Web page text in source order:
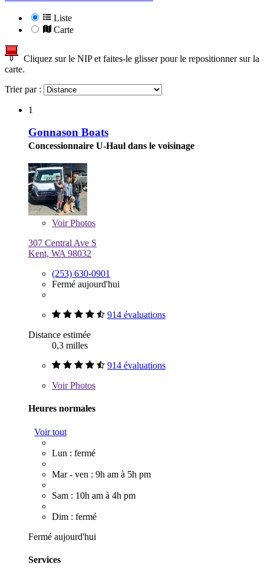
Liste
Carte
Cliquez sur le NIP et faites-le glisser pour le repositionner sur la
carte.
Trier par :
1
Gonnason Boats
Concessionnaire U-Haul dans le voisinage
VoirPhotos
307 Central Ave S
Kent, WA 98032
(253) 630-0901
Fermé aujourd'hui
914 évaluations
Distance estimée
0,3 milles
914 évaluations
VoirPhotos
Heures normales
Voir tout
Lun : fermé
Mar - ven : 9h am à 5h pm
Sam : 10h am à 4h pm
Dim : fermé
Fermé aujourd'hui
Services